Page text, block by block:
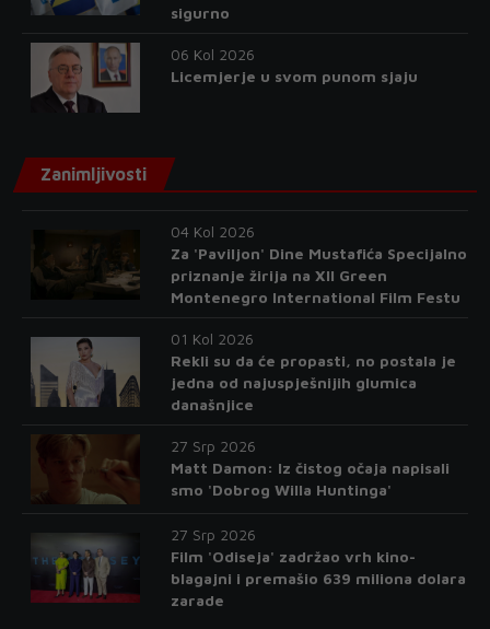
sigurno
06 Kol 2026
Licemjerje u svom punom sjaju
Zanimljivosti
04 Kol 2026
Za 'Paviljon' Dine Mustafića Specijalno
priznanje žirija na XII Green
Montenegro International Film Festu
01 Kol 2026
Rekli su da će propasti, no postala je
jedna od najuspješnijih glumica
današnjice
27 Srp 2026
Matt Damon: Iz čistog očaja napisali
smo 'Dobrog Willa Huntinga'
27 Srp 2026
Film 'Odiseja' zadržao vrh kino-
blagajni i premašio 639 miliona dolara
zarade